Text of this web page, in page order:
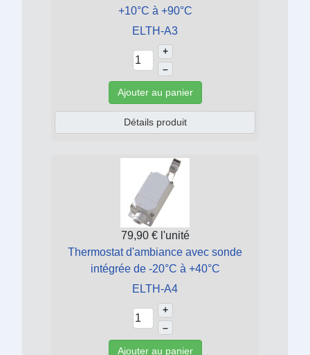
+10°C à +90°C
ELTH-A3
+
–
Ajouter au panier
Détails produit
79,90 € l'unité
Thermostat d'ambiance avec sonde
intégrée de -20°C à +40°C
ELTH-A4
+
–
Ajouter au panier